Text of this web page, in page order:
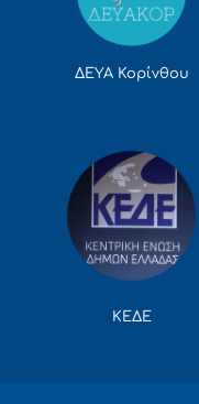
ΔΕΥΑ Κορίνθου
ΚΕΔΕ